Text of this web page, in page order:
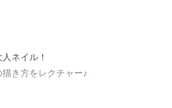
ネイル！
き方をレクチャー♪